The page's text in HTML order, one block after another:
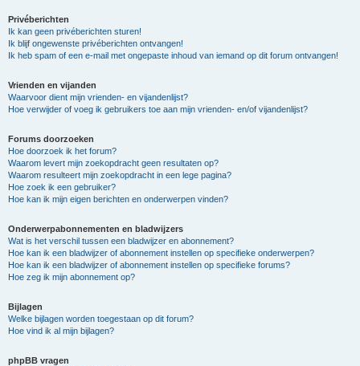
Privéberichten
Ik kan geen privéberichten sturen!
Ik blijf ongewenste privéberichten ontvangen!
Ik heb spam of een e-mail met ongepaste inhoud van iemand op dit forum ontvangen!
Vrienden en vijanden
Waarvoor dient mijn vrienden- en vijandenlijst?
Hoe verwijder of voeg ik gebruikers toe aan mijn vrienden- en/of vijandenlijst?
Forums doorzoeken
Hoe doorzoek ik het forum?
Waarom levert mijn zoekopdracht geen resultaten op?
Waarom resulteert mijn zoekopdracht in een lege pagina?
Hoe zoek ik een gebruiker?
Hoe kan ik mijn eigen berichten en onderwerpen vinden?
Onderwerpabonnementen en bladwijzers
Wat is het verschil tussen een bladwijzer en abonnement?
Hoe kan ik een bladwijzer of abonnement instellen op specifieke onderwerpen?
Hoe kan ik een bladwijzer of abonnement instellen op specifieke forums?
Hoe zeg ik mijn abonnement op?
Bijlagen
Welke bijlagen worden toegestaan op dit forum?
Hoe vind ik al mijn bijlagen?
phpBB vragen